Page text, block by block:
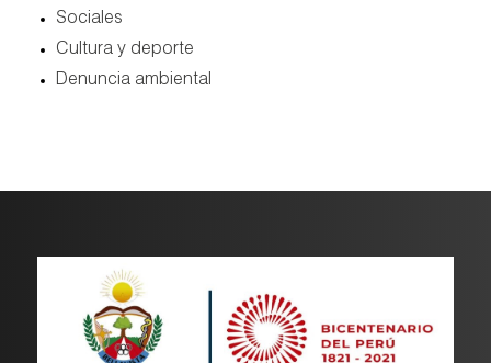
sociales
cultura y deporte
denuncia ambiental